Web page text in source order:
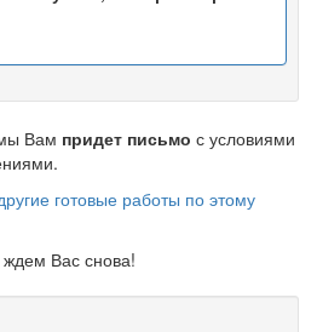
Вам придет письмо с условиями
готовые работы по этому
Вас снова!